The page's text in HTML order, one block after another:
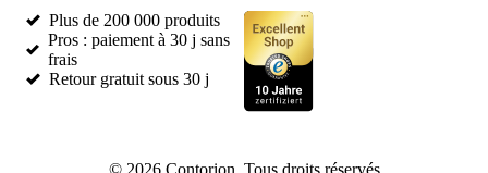
Plus de 200 000 produits
Pros : paiement à 30 j sans
frais
Retour gratuit sous 30 j
© 2026Contorion. Tous droits réservés